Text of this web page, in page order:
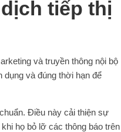
tiếp thị
và truyền thông nội bộ
dụng và đúng thời hạn để
Điều này cải thiện sự
họ bỏ lỡ các thông báo trên